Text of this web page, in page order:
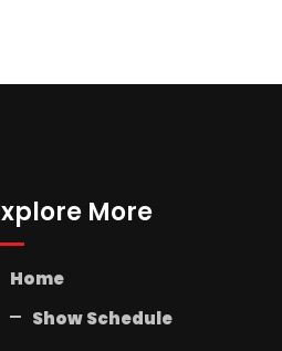
More
Home
Show Schedule